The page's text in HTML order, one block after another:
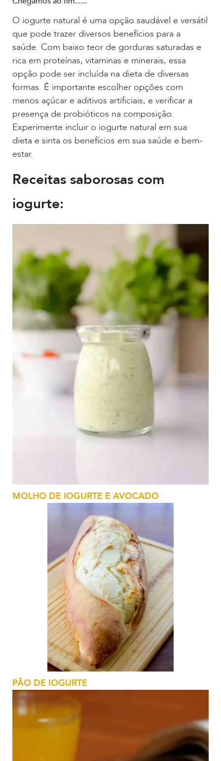
O iogurte natural é uma opção saudável e versátil
que pode trazer diversos benefícios para a
saúde. Com baixo teor de gorduras saturadas e
rica em proteínas, vitaminas e minerais, essa
opção pode ser incluída na dieta de diversas
formas. É importante escolher opções com
menos açúcar e aditivos artificiais, e verificar a
presença de probióticos na composição.
Experimente incluir o iogurte natural em sua
dieta e sinta os benefícios em sua saúde e bem-
estar.
Receitas saborosas com
iogurte:
MOLHO DE IOGURTE E AVOCADO
PÃO DE IOGURTE